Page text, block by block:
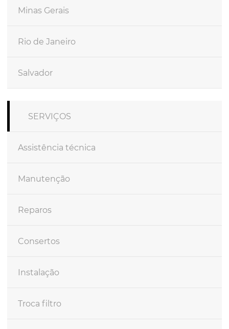
Minas Gerais
Rio de Janeiro
Salvador
SERVIÇOS
Assistência técnica
Manutenção
Reparos
Consertos
Instalação
Troca filtro